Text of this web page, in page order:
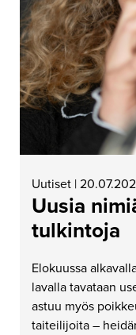
Uutiset |
Uusia
tulkintoja
Elokuussa
lavalla tavataan
astuu myös
taiteilijoita –